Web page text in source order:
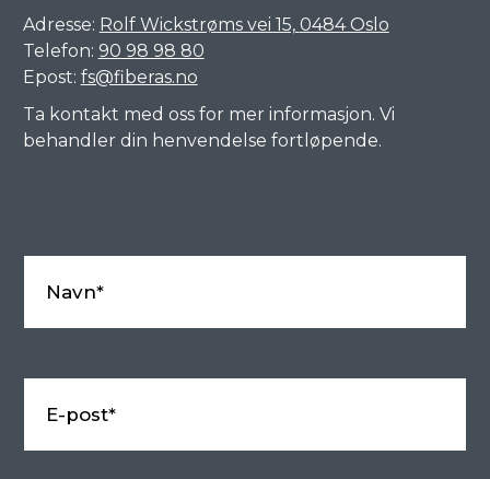
Adresse: Rolf Wickstrøms vei 15, 0484 Oslo
Telefon: 90 98 98 80
Epost: fs@fiberas.no
Ta kontakt med oss for mer informasjon. Vi
behandler din henvendelse fortløpende.
Navn*
E-post*